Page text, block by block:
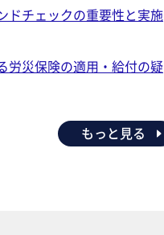
チェックの重要性と実施
災保険の適用・給付の疑
もっと見る